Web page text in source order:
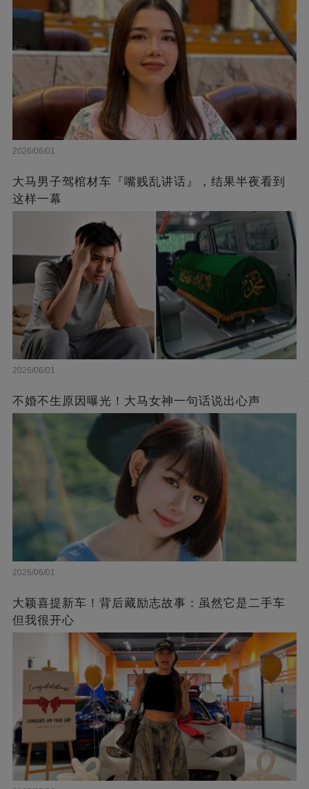
2026/06/01
大马男子驾棺材车『嘴贱乱讲话』，结果半夜看到
这样一幕
2026/06/01
不婚不生原因曝光！大马女神一句话说出心声
2026/06/01
大颖喜提新车！背后藏励志故事：虽然它是二手车
但我很开心